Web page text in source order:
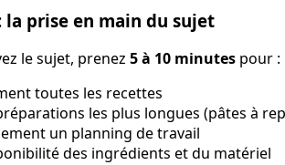
prise en main du sujet
le sujet, prenez 5 à 10 minutes pour :
toutes les recettes
les plus longues (pâtes à
un planning de travail
des ingrédients et du matériel